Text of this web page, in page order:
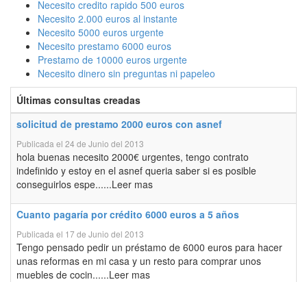
Necesito credito rapido 500 euros
Necesito 2.000 euros al instante
Necesito 5000 euros urgente
Necesito prestamo 6000 euros
Prestamo de 10000 euros urgente
Necesito dinero sin preguntas ni papeleo
Últimas consultas creadas
solicitud de prestamo 2000 euros con asnef
Publicada el 24 de Junio del 2013
hola buenas necesito 2000€ urgentes, tengo contrato
indefinido y estoy en el asnef queria saber si es posible
conseguirlos espe......Leer mas
Cuanto pagaría por crédito 6000 euros a 5 años
Publicada el 17 de Junio del 2013
Tengo pensado pedir un préstamo de 6000 euros para hacer
unas reformas en mi casa y un resto para comprar unos
muebles de cocin......Leer mas